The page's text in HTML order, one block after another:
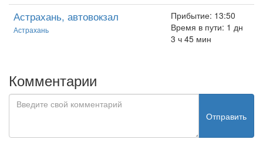
Астрахань, автовокзал
Астрахань
Прибытие: 13:50
Время в пути: 1 дн
3 ч 45 мин
Комментарии
Отправить